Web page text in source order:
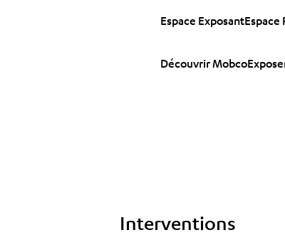
Espace ExposantEspace
Découvrir Mobco
Interventions